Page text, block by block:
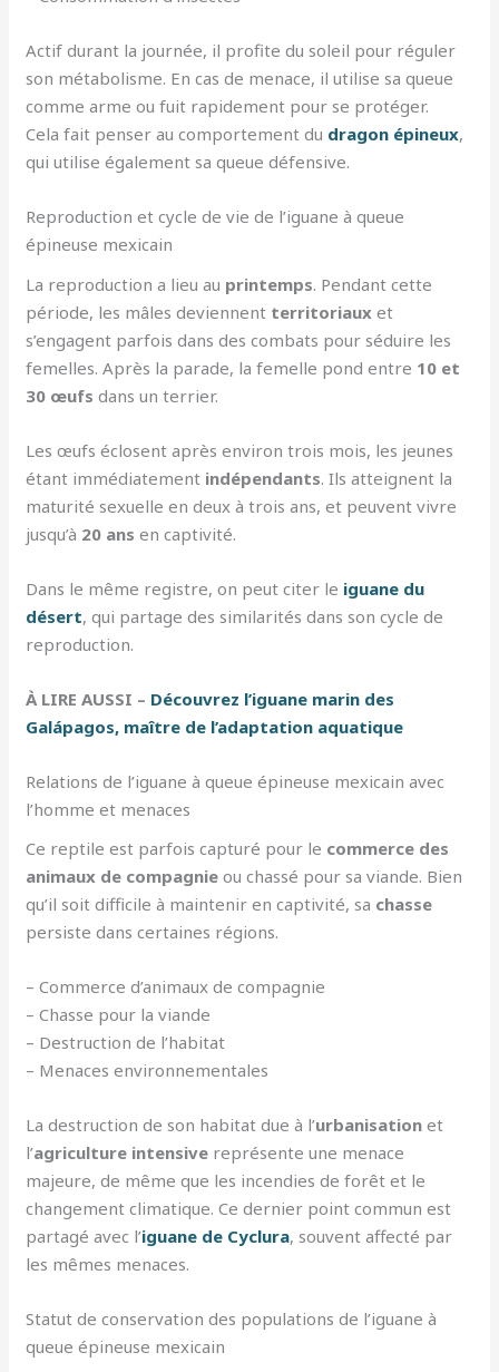
Actif durant la journée, il profite du soleil pour réguler
son métabolisme. En cas de menace, il utilise sa queue
comme arme ou fuit rapidement pour se protéger.
Cela fait penser au comportement du dragon épineux,
qui utilise également sa queue défensive.
Reproduction et cycle de vie de l’iguane à queue
épineuse mexicain
La reproduction a lieu au printemps. Pendant cette
période, les mâles deviennent territoriaux et
s’engagent parfois dans des combats pour séduire les
femelles. Après la parade, la femelle pond entre 10 et
30 œufs dans un terrier.
Les œufs éclosent après environ trois mois, les jeunes
étant immédiatement indépendants. Ils atteignent la
maturité sexuelle en deux à trois ans, et peuvent vivre
jusqu’à 20 ans en captivité.
Dans le même registre, on peut citer le iguane du
désert, qui partage des similarités dans son cycle de
reproduction.
À LIRE AUSSI – Découvrez l’iguane marin des
Galápagos, maître de l’adaptation aquatique
Relations de l’iguane à queue épineuse mexicain avec
l’homme et menaces
Ce reptile est parfois capturé pour le commerce des
animaux de compagnie ou chassé pour sa viande. Bien
qu’il soit difficile à maintenir en captivité, sa chasse
persiste dans certaines régions.
– Commerce d’animaux de compagnie
– Chasse pour la viande
– Destruction de l’habitat
– Menaces environnementales
La destruction de son habitat due à l’urbanisation et
l’agriculture intensive représente une menace
majeure, de même que les incendies de forêt et le
changement climatique. Ce dernier point commun est
partagé avec l’iguane de Cyclura, souvent affecté par
les mêmes menaces.
Statut de conservation des populations de l’iguane à
queue épineuse mexicain